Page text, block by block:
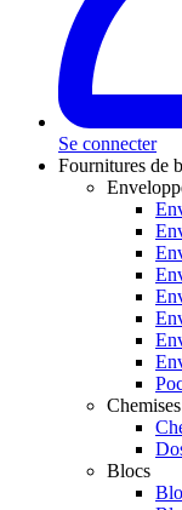
Se connecter
Fournitures de
Blocs